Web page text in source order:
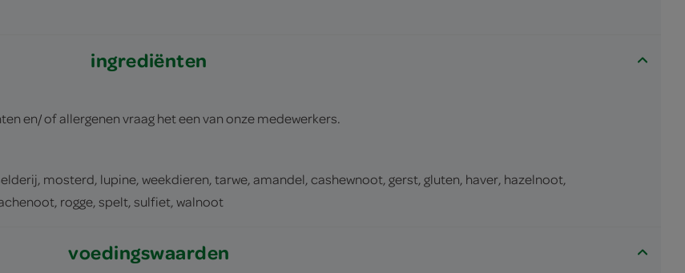
ingrediënten
en/ of allergenen vraag het een van onze medewerkers.
mosterd, lupine, weekdieren, tarwe, amandel, cashewnoot, gerst, gluten, haver, hazelnoot,
rogge, spelt, sulfiet, walnoot
voedingswaarden